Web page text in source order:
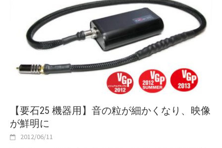
【要石25 機器用】音の粒が細かくなり、映像
が鮮明に
2012/06/11